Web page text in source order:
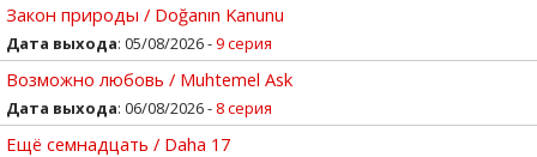
Закон природы / Doğanın Kanunu
Дата выхода: 05/08/2026 -9 серия
Возможно любовь / Muhtemel Ask
Дата выхода: 06/08/2026 - 8 серия
Ещё семнадцать / Daha 17